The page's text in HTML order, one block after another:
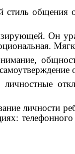
общения
Он
личности